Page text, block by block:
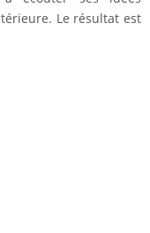
Le résultat est